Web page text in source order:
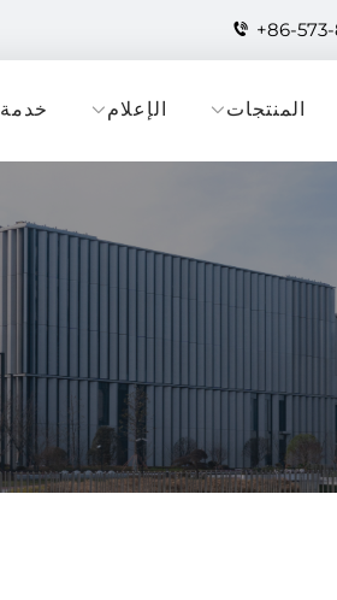
+86-
المنتجات الإعلام خدمة